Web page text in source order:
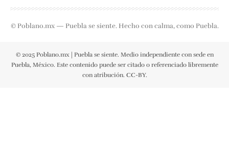
© Poblano.mx — Puebla se siente. Hecho con calma, como Puebla.
© 2025 Poblano.mx | Puebla se siente. Medio independiente con sede en
Puebla, México. Este contenido puede ser citado o referenciado libremente
con atribución. CC-BY.